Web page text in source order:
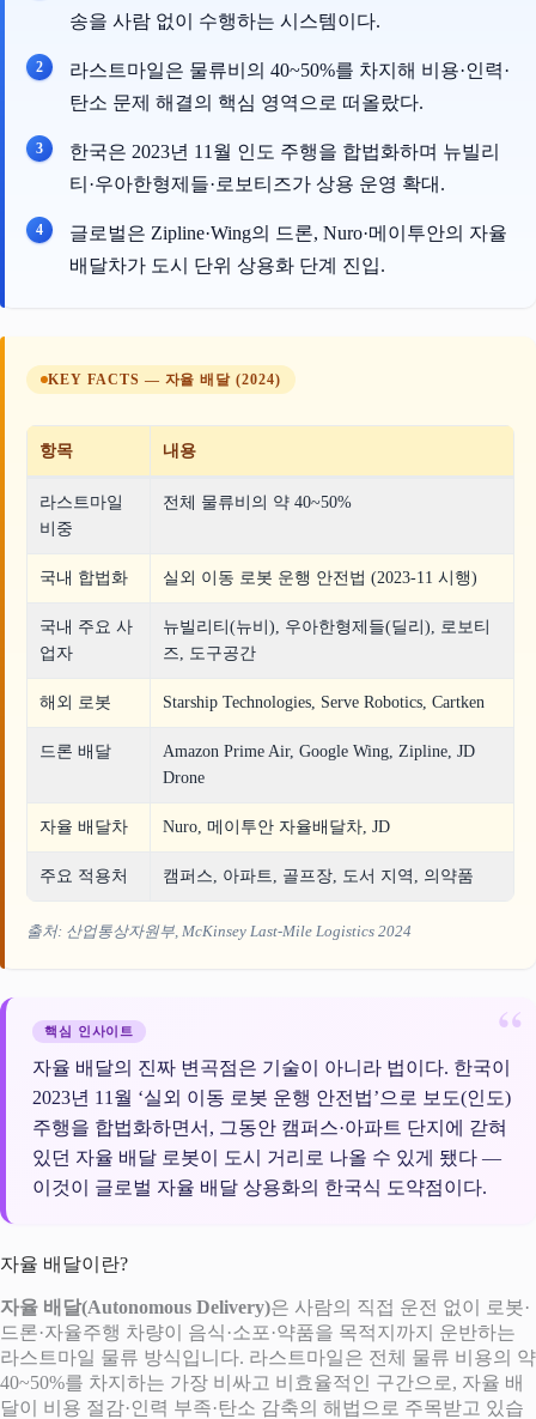
송을 사람 없이 수행하는 시스템이다.
라스트마일은 물류비의 40~50%를 차지해 비용·인력·
탄소 문제 해결의 핵심 영역으로 떠올랐다.
한국은 2023년 11월 인도 주행을 합법화하며 뉴빌리
티·우아한형제들·로보티즈가 상용 운영 확대.
글로벌은 Zipline·Wing의 드론, Nuro·메이투안의 자율
배달차가 도시 단위 상용화 단계 진입.
KEY FACTS — 자율 배달 (2024)
항목 내용
라스트마일
비중
전체 물류비의 약 40~50%
국내 합법화 실외 이동 로봇 운행 안전법 (2023-11 시행)
국내 주요 사
업자
뉴빌리티(뉴비), 우아한형제들(딜리), 로보티
즈, 도구공간
해외 로봇 Starship Technologies, Serve Robotics, Cartken
드론 배달
Amazon Prime Air, Google Wing, Zipline, JD
Drone
자율 배달차 Nuro, 메이투안 자율배달차, JD
주요 적용처 캠퍼스, 아파트, 골프장, 도서 지역, 의약품
출처: 산업통상자원부, McKinsey Last-Mile Logistics 2024
핵심 인사이트
자율 배달의 진짜 변곡점은 기술이 아니라 법이다. 한국이
2023년 11월 ‘실외 이동 로봇 운행 안전법’으로 보도(인도)
주행을 합법화하면서, 그동안 캠퍼스·아파트 단지에 갇혀
있던 자율 배달 로봇이 도시 거리로 나올 수 있게 됐다 —
이것이 글로벌 자율 배달 상용화의 한국식 도약점이다.
자율 배달이란?
자율 배달(Autonomous Delivery)은 사람의 직접 운전 없이 로봇·
드론·자율주행 차량이 음식·소포·약품을 목적지까지 운반하는
라스트마일 물류 방식입니다. 라스트마일은 전체 물류 비용의 약
40~50%를 차지하는 가장 비싸고 비효율적인 구간으로, 자율 배
달이 비용 절감·인력 부족·탄소 감축의 해법으로 주목받고 있습